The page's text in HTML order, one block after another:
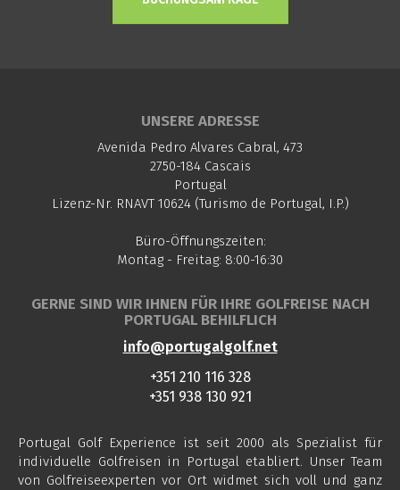
UNSERE ADRESSE
Avenida Pedro Alvares Cabral, 473
2750-184 Cascais
Portugal
Lizenz-Nr. RNAVT 10624 (Turismo de Portugal, I.P.)
Büro-Öffnungszeiten:
Montag - Freitag: 8:00-16:30
GERNE SIND WIR IHNEN FÜR IHRE GOLFREISE NACH
PORTUGAL BEHILFLICH
info@portugalgolf.net
+351 210 116 328
+351 938 130 921
Portugal Golf Experience ist seit 2000 als Spezialist für
individuelle Golfreisen in Portugal etabliert. Unser Team
von Golfreiseexperten vor Ort widmet sich voll und ganz